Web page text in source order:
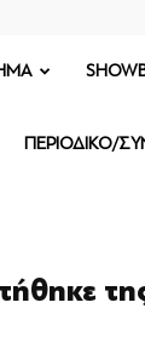
ΠΕΡΙΟΔΙΚΟ/